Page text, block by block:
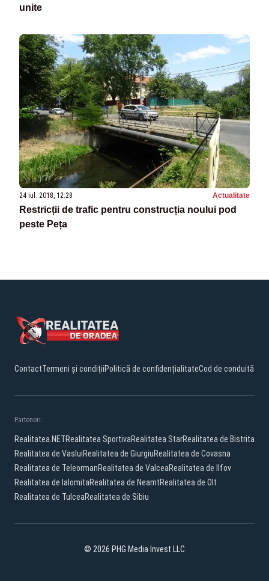
unite
24 iul. 2018, 12:28 Actualitate
Restricții de trafic pentru construcția noului pod
peste Peța
ContactTermeni și condițiiPolitică de confidențialitateCod de conduită
Parteneri:
Realitatea.NETRealitatea SportivaRealitatea StarRealitatea de Bistrita
Realitatea de VasluiRealitatea de GiurgiuRealitatea de Covasna
Realitatea de TeleormanRealitatea de ValceaRealitatea de Ilfov
Realitatea de IalomitaRealitatea de NeamtRealitatea de Olt
Realitatea de TulceaRealitatea de Sibiu
© 2026 PHG Media Invest LLC